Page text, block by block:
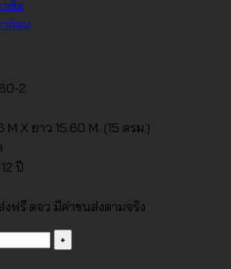
2
M X ยาว 15.60 M. (15 ตรม.)
ปี
ฟรี ตจว มีค่าขนส่งตามจริง